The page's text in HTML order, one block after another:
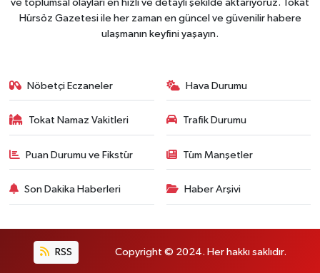
ve toplumsal olayları en hızlı ve detaylı şekilde aktarıyoruz. Tokat
Hürsöz Gazetesi ile her zaman en güncel ve güvenilir habere
ulaşmanın keyfini yaşayın.
Nöbetçi Eczaneler Hava Durumu
Tokat Namaz Vakitleri Trafik Durumu
Puan Durumu ve Fikstür Tüm Manşetler
Son Dakika Haberleri Haber Arşivi
RSS Copyright © 2024. Her hakkı saklıdır.